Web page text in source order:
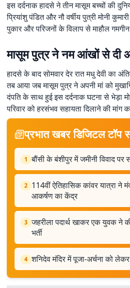
इस दर्दनाक हादसे ने तीन मासूम बच्चों की
प्रियांशु पंडित और नौ वर्षीय पुत्री मोनी
पुकार और परिजनों के विलाप से माहौल
मासूम पुत्र ने नम आंखों से दी
हादसे के बाद सोमवार देर रात मधु देवी का
तब आया जब मासूम पुत्र ने अपनी मां को
दंपति के साथ हुई इस दर्दनाक घटना से भेड़ा
परिवार को हरसंभव सहायता दिलाने की मांग
प्रभात खबर डिजिटल टॉप
1 बौंसी के बंशीपुर में जमीनी विवाद पर
2 114वीं ऐतिहासिक कांवर यात्रा ने
आकर्षण का केंद्र
3 जहरीला पदार्थ खाकर एक युवक ने
भर्ती
4 शनिदेव मंदिर में पूजा-अर्चना को